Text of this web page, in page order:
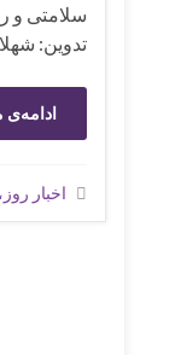
سلامتی و
تدوین:
اخبار